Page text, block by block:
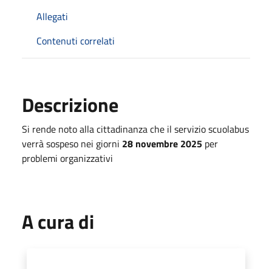
Allegati
Contenuti correlati
Descrizione
Si rende noto alla cittadinanza che il servizio scuolabus
verrà sospeso nei giorni 28 novembre 2025 per
problemi organizzativi
A cura di